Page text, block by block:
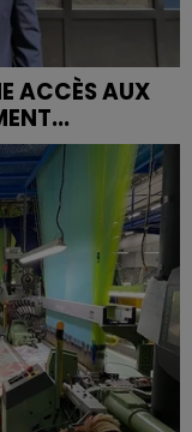
ACCÈS AUX